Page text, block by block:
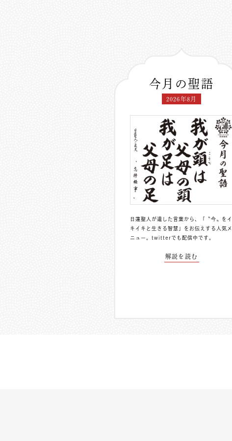
今月の聖語
2026年8月
日蓮聖人が遺した言葉から、「〝今〟をイ
キイキと生きる智慧」をお伝えする人気メ
ニュー。 twitterでも配信中 です。
解説を読む